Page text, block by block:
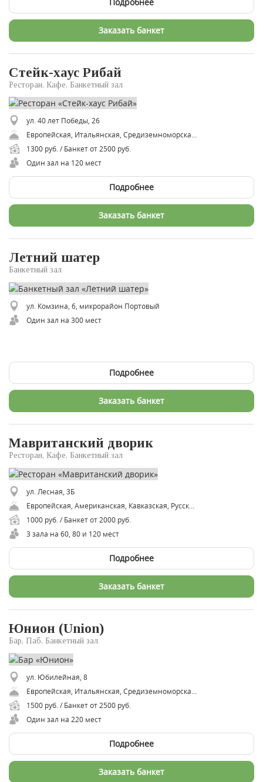
Заказать банкет
Стейк-хаус Рибай
Ресторан, Кафе, Банкетный зал
ул. 40 лет Победы, 26
Европейская, Итальянская, Средиземноморская, Русская, Азиатская, Американская
1300 руб. / Банкет от 2500 руб.
Один зал на 120 мест
Подробнее
Заказать банкет
Летний шатер
Банкетный зал
ул. Комзина, 6, микрорайон Портовый
Один зал на 300 мест
Подробнее
Заказать банкет
Мавританский дворик
Ресторан, Кафе, Банкетный зал
ул. Лесная, 3Б
1000 руб. / Банкет от 2000 руб.
3 зала на 60, 80 и 120 мест
Подробнее
Заказать банкет
Юнион (Union)
Бар, Паб, Банкетный зал
ул. Юбилейная, 8
1500 руб. / Банкет от 2500 руб.
Один зал на 220 мест
Подробнее
Заказать банкет